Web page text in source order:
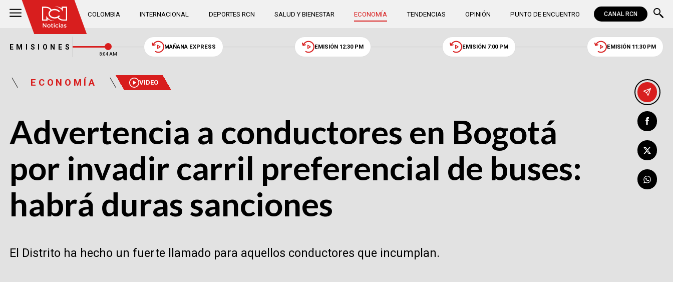
COLOMBIA INTERNACIONAL DEPORTES RCN SALUD Y BIENESTAR ECONOMÍA TENDENCIAS OPINIÓN PUNTO DE ENCUENTRO CANAL RCN
EMISIONES
8:04 AM
MAÑANA EXPRESS EMISIÓN 12:30 PM EMISIÓN 7:00 PM EMISIÓN 11:30 PM
ECONOMÍA VIDEO
Advertencia a conductores en Bogotá
por invadir carril preferencial de buses:
habrá duras sanciones
El Distrito ha hecho un fuerte llamado para aquellos conductores que incumplan.